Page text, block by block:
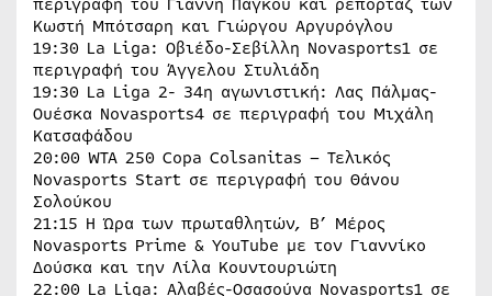
Κωστή Μπότσαρη και Γιώργου Αργυρόγλου
19:30 La Liga: Οβιέδο-Σεβίλλη Novasports1 σε
περιγραφή του Άγγελου Στυλιάδη
19:30 La Liga 2- 34η αγωνιστική: Λας Πάλμας-
Ουέσκα Novasports4 σε περιγραφή του Μιχάλη
Κατσαφάδου
20:00 WTA 250 Copa Colsanitas – Τελικός
Novasports Start σε περιγραφή του Θάνου
Σολούκου
21:15 Η Ώρα των πρωταθλητών, B’ Mέρος
Novasports Prime & YouTube με τον Γιαννίκο
Δούσκα και την Λίλα Κουντουριώτη
22:00 La Liga: Αλαβές-Οσασούνα Novasports1 σε